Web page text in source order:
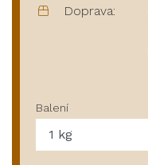
Doprava:
Balení